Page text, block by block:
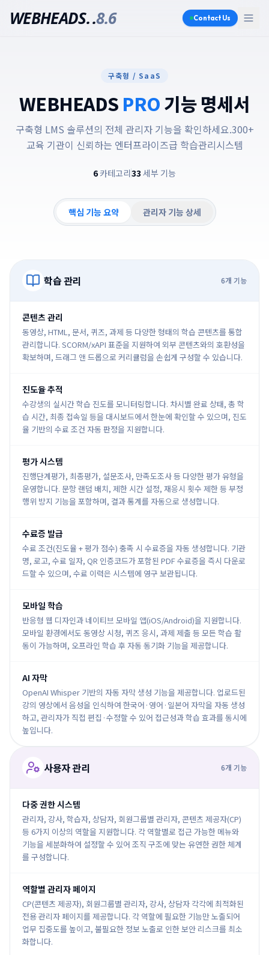
WEBHEADS..8.6 Contact Us
구축형 / SaaS
WEBHEADS PRO기능 명세서
구축형 LMS 솔루션의 전체 관리자 기능을 확인하세요.300+
교육 기관이 신뢰하는 엔터프라이즈급 학습관리시스템
6 카테고리33 세부 기능
핵심 기능 요약 관리자 기능 상세
학습 관리 6개 기능
콘텐츠 관리
동영상, HTML, 문서, 퀴즈, 과제 등 다양한 형태의 학습 콘텐츠를 통합
관리합니다. SCORM/xAPI 표준을 지원하여 외부 콘텐츠와의 호환성을
확보하며, 드래그 앤 드롭으로 커리큘럼을 손쉽게 구성할 수 있습니다.
진도율 추적
수강생의 실시간 학습 진도를 모니터링합니다. 차시별 완료 상태, 총 학
습 시간, 최종 접속일 등을 대시보드에서 한눈에 확인할 수 있으며, 진도
율 기반의 수료 조건 자동 판정을 지원합니다.
평가 시스템
진행단계평가, 최종평가, 설문조사, 만족도조사 등 다양한 평가 유형을
운영합니다. 문항 랜덤 배치, 제한 시간 설정, 재응시 횟수 제한 등 부정
행위 방지 기능을 포함하며, 결과 통계를 자동으로 생성합니다.
수료증 발급
수료 조건(진도율 + 평가 점수) 충족 시 수료증을 자동 생성합니다. 기관
명, 로고, 수료 일자, QR 인증코드가 포함된 PDF 수료증을 즉시 다운로
드할 수 있으며, 수료 이력은 시스템에 영구 보관됩니다.
모바일 학습
반응형 웹 디자인과 네이티브 모바일 앱(iOS/Android)을 지원합니다.
모바일 환경에서도 동영상 시청, 퀴즈 응시, 과제 제출 등 모든 학습 활
동이 가능하며, 오프라인 학습 후 자동 동기화 기능을 제공합니다.
AI 자막
OpenAI Whisper 기반의 자동 자막 생성 기능을 제공합니다. 업로드된
강의 영상에서 음성을 인식하여 한국어·영어·일본어 자막을 자동 생성
하고, 관리자가 직접 편집·수정할 수 있어 접근성과 학습 효과를 동시에
높입니다.
사용자 관리 6개 기능
다중 권한 시스템
관리자, 강사, 학습자, 상담자, 회원그룹별 관리자, 콘텐츠 제공자(CP)
등 6가지 이상의 역할을 지원합니다. 각 역할별로 접근 가능한 메뉴와
기능을 세분화하여 설정할 수 있어 조직 구조에 맞는 유연한 권한 체계
를 구성합니다.
역할별 관리자 페이지
CP(콘텐츠 제공자), 회원그룹별 관리자, 강사, 상담자 각각에 최적화된
전용 관리자 페이지를 제공합니다. 각 역할에 필요한 기능만 노출되어
업무 집중도를 높이고, 불필요한 정보 노출로 인한 보안 리스크를 최소
화합니다.